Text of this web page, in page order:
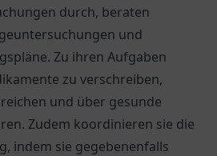
durch, beraten
und
Zu ihren Aufgaben
zu verschreiben,
und über gesunde
Zudem koordinieren sie die
indem sie gegebenenfalls